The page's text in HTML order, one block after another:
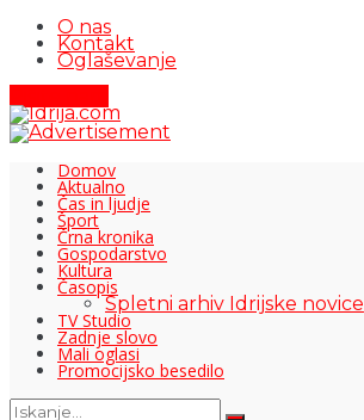
O nas
Kontakt
Oglaševanje
Domov
Aktualno
Čas in ljudje
Šport
Črna kronika
Gospodarstvo
Kultura
Časopis
Spletni arhiv Idrijske novice
TV Studio
Zadnje slovo
Mali oglasi
Promocijsko besedilo